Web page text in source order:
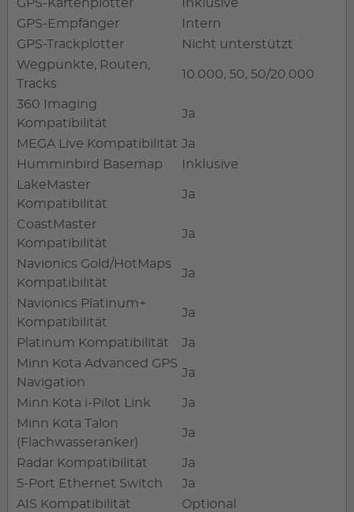
GPS-Kartenplotter
Inklusive
GPS-Empfänger
Intern
GPS-Trackplotter
Nicht unterstützt
Wegpunkte, Routen,
Tracks
10.000, 50, 50/20.000
360 Imaging
Kompatibilität
Ja
MEGA Live Kompatibilität Ja
Humminbird Basemap
Inklusive
LakeMaster
Kompatibilität
Ja
CoastMaster
Kompatibilität
Ja
Navionics Gold/HotMaps
Kompatibilität
Ja
Navionics Platinum+
Kompatibilität
Ja
Platinum Kompatibilität
Ja
Minn Kota Advanced GPS
Navigation
Ja
Minn Kota i-Pilot Link
Ja
Minn Kota Talon
(Flachwasseranker)
Ja
Radar Kompatibilität
Ja
5-Port Ethernet Switch
Ja
AIS Kompatibilität
Optional